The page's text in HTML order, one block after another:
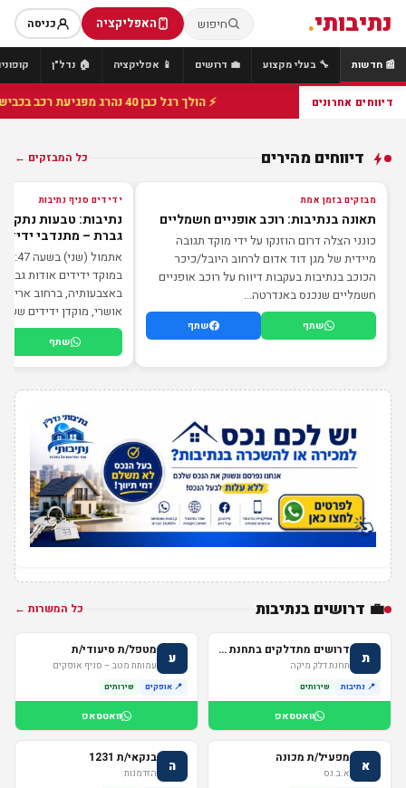
נתיבותי. חיפוש האפליקציה כניסה
📰 חדשות 🔧 בעלי מקצוע 💼 דרושים 📱 אפליקציה 🏠 נדל"ן
דיווחים אחרונים ⚡ הולך רגל כבן 40 נהרג מפגיעת רכב בכביש 25 סמוך לצומת הנשיא, מתנדבי זק"א פועלו בזירה
דיווחים מהירים כל המבזקים ←
מבזק
מבזקים בזמן אמת
תאונה בנתיבות: רוכב אופניים חשמליים
כונני הצלה דרום הוזנקו על ידי מוקד תגובה
מיידית של מגן דוד אדום לרחוב היובל/כיכר
הכוכב בנתיבות בעקבות דיווח על רוכב אופניים
חשמליים שנכנס באנדרטה...
שתף שתף
מבזק
ידידים סניף נתיבות
נתיבות: טבעות
גברת – מתנדבי
במוקד ידידים אודות
באצבעותיה, ברחוב אריאל
אושרי, מוקדן ידידים
שתף
💼 דרושים בנתיבות כל המשרות ←
ת דרושים מתדלקים בתחנת דלק במיקה בנתיבות
תחנת דלק מיקה
📍 נתיבות שירותים
וואטסאפ
ע מטפל/ת סיעודי/ת
עמותת מטב – סניף אופקים
📍 אופקים שירותים
וואטסאפ
א מפעיל/ת מכונה
א.ב.נס ה בנקאי/ת 1231
הזדמנות